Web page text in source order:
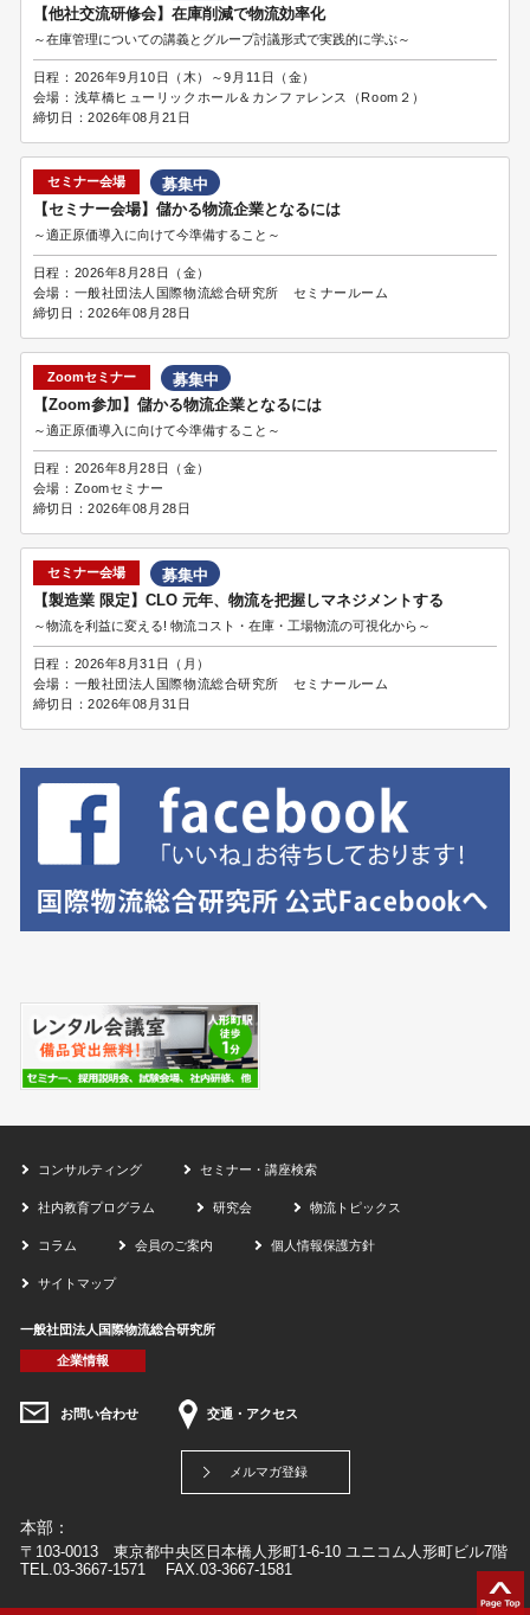
【他社交流研修会】在庫削減で物流効率化
～在庫管理についての講義とグループ討議形式で実践的に学ぶ～
日程： 2026年9月10日（木）～9月11日（金）
会場： 浅草橋ヒューリックホール＆カンファレンス（Room２）
締切日：2026年08月21日
セミナー会場
募集中
【セミナー会場】儲かる物流企業となるには
～適正原価導入に向けて今準備すること～
日程： 2026年8月28日（金）
会場： 一般社団法人国際物流総合研究所 セミナールーム
締切日：2026年08月28日
Zoomセミナー
募集中
【Zoom参加】儲かる物流企業となるには
～適正原価導入に向けて今準備すること～
日程： 2026年8月28日（金）
会場： Zoomセミナー
締切日：2026年08月28日
セミナー会場
募集中
【製造業 限定】CLO 元年、物流を把握しマネジメントする
～物流を利益に変える! 物流コスト・在庫・工場物流の可視化から～
日程： 2026年8月31日（月）
会場： 一般社団法人国際物流総合研究所 セミナールーム
締切日：2026年08月31日
コンサルティング セミナー・講座検索
社内教育プログラム 研究会 物流トピックス
コラム 会員のご案内 個人情報保護方針
サイトマップ
一般社団法人国際物流総合研究所
企業情報
お問い合わせ 交通・アクセス
メルマガ登録
本部：
〒103-0013 東京都中央区日本橋人形町1-6-10 ユニコム人形町ビル7階
TEL.03-3667-1571 FAX.03-3667-1581